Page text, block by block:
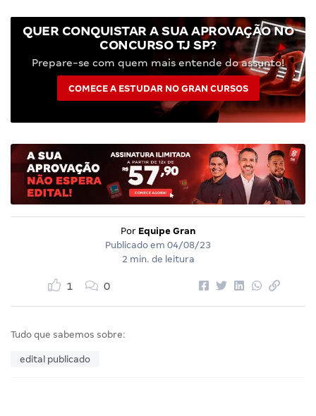
QUER CONQUISTAR A SUA APROVAÇÃO NO
CONCURSO TJ SP?
Prepare-se com quem mais entende do assunto!
COMECE A ESTUDAR NO GRAN CURSOS
Por Equipe Gran
Publicado em 04/08/23
2 min. de leitura
1 0
Tudo que sabemos sobre:
edital publicado